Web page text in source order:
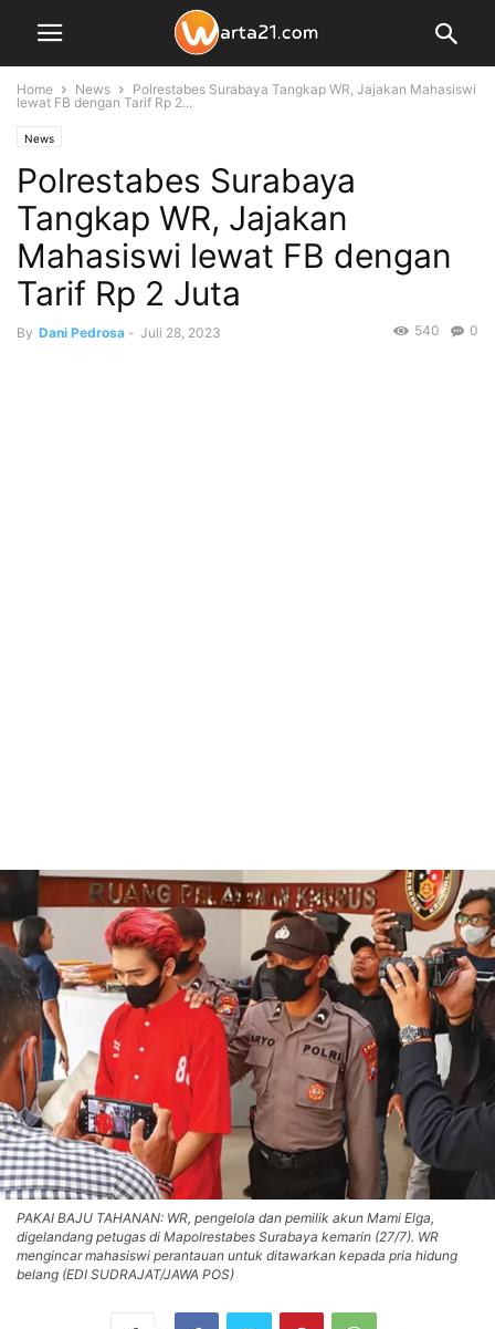
Home News
Polrestabes Surabaya Tangkap WR, Jajakan Mahasiswi
lewat FB dengan Tarif Rp 2...
News
Polrestabes Surabaya
Tangkap WR, Jajakan
Mahasiswi lewat FB dengan
Tarif Rp 2 Juta
By Dani Pedrosa - Juli 28, 2023 0
540
PAKAI BAJU TAHANAN: WR, pengelola dan pemilik akun Mami Elga,
digelandang petugas di Mapolrestabes Surabaya kemarin (27/7). WR
mengincar mahasiswi perantauan untuk ditawarkan kepada pria hidung
belang (EDI SUDRAJAT/JAWA POS)